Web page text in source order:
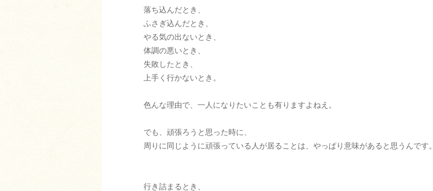
落ち込んだとき、
ふさぎ込んだとき、
やる気の出ないとき、
体調の悪いとき、
失敗したとき、
上手く行かないとき。
色んな理由で、一人になりたいことも有りますよねえ。
でも、頑張ろうと思った時に、
周りに同じように頑張っている人が居ることは、やっぱり意味があると思うんです。
行き詰まるとき、